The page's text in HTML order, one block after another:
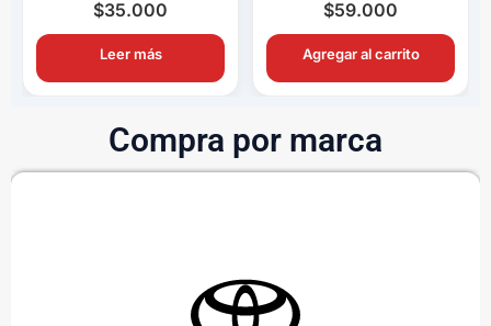
Ampolletas H11
$35.000
Leer más
Switch y Relay
$59.000
Agregar al carrito
Compra por marca